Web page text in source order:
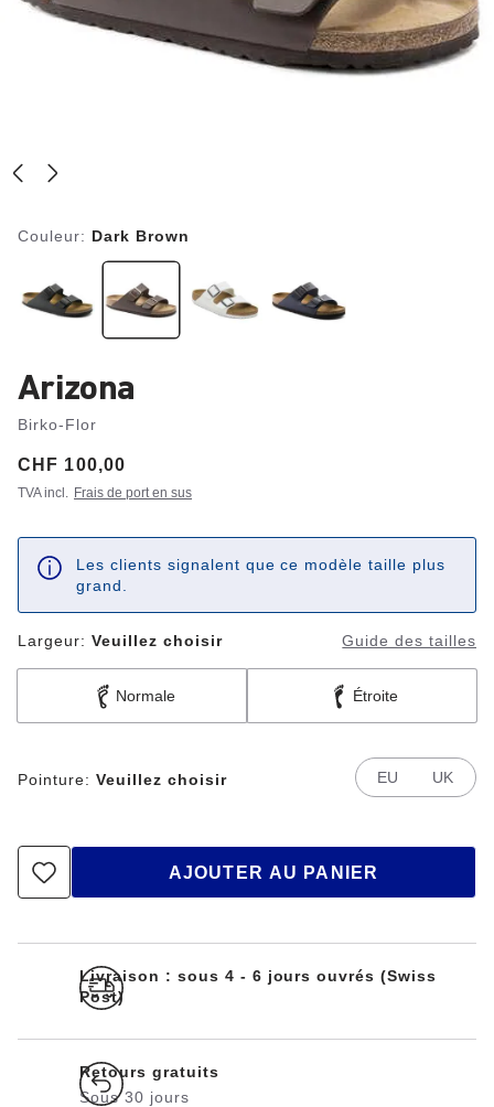
Couleur: Dark Brown
Arizona
Birko-Flor
Price:
CHF 100,00
TVA incl. Frais de port en sus
Les clients signalent que ce modèle taille plus
grand.
Largeur: Veuillez choisir Guide des tailles
Normale Étroite
Pointure: Veuillez choisir EU UK
AJOUTER AU PANIER
Livraison : sous 4 - 6 jours ouvrés (Swiss
Post)
Retours gratuits
Sous 30 jours